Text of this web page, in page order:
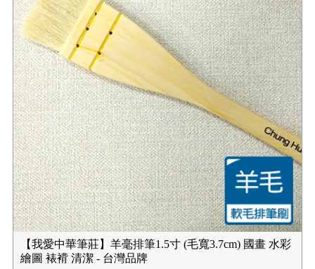
【我愛中華筆莊】羊毫排筆1.5寸 (毛寬3.7cm) 國畫 水彩
繪圖 裱褙 清潔 - 台灣品牌